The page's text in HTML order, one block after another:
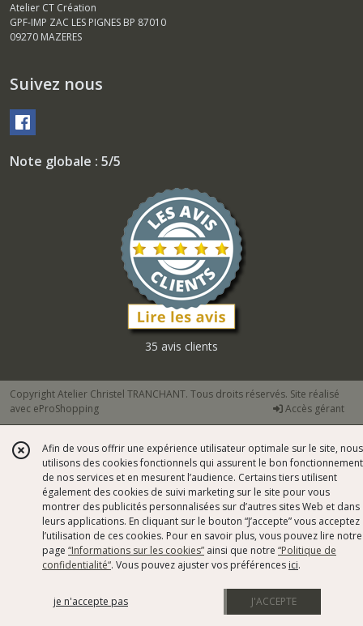
Atelier CT Création
GPF-IMP ZAC LES PIGNES BP 87010
09270 MAZERES
Suivez nous
Note globale : 5/5
35 avis clients
Copyright Atelier Christel TRANCHANT. Tous droits réservés. Site réalisé
avec eProShopping Accès gérant
Afin de vous offrir une expérience utilisateur optimale sur le site, nous
utilisons des cookies fonctionnels qui assurent le bon fonctionnement
de nos services et en mesurent l’audience. Certains tiers utilisent
également des cookies de suivi marketing sur le site pour vous
montrer des publicités personnalisées sur d’autres sites Web et dans
leurs applications. En cliquant sur le bouton “J’accepte” vous acceptez
l’utilisation de ces cookies. Pour en savoir plus, vous pouvez lire notre
page “Informations sur les cookies” ainsi que notre “Politique de
confidentialité“. Vous pouvez ajuster vos préférences ici.
je n'accepte pas J'ACCEPTE